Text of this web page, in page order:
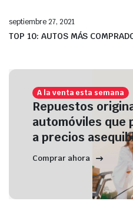
septiembre 27, 2021
TOP 10: AUTOS MÁS
A la venta esta semana
Repuestos
automóviles que
a precios
Comprar ahora